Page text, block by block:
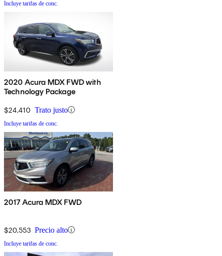
Incluye tarifas de conc.
2020 Acura MDX FWD with
Technology Package
$24,410 Trato justo
Incluye tarifas de conc.
2017 Acura MDX FWD
$20,553 Precio alto
Incluye tarifas de conc.